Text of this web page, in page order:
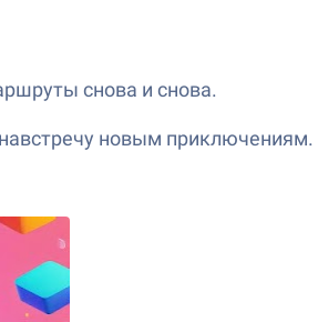
снова и снова.
навстречу новым приключениям.